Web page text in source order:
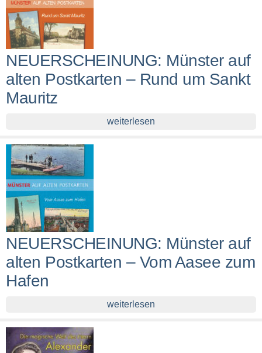
NEUERSCHEINUNG: Münster auf
alten Postkarten – Rund um Sankt
Mauritz
weiterlesen
NEUERSCHEINUNG: Münster auf
alten Postkarten – Vom Aasee zum
Hafen
weiterlesen